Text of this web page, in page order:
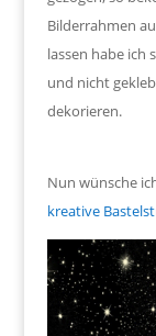
Bilderrahmen
lassen habe ich
und nicht
dekorieren.
Nun wünsche
kreative